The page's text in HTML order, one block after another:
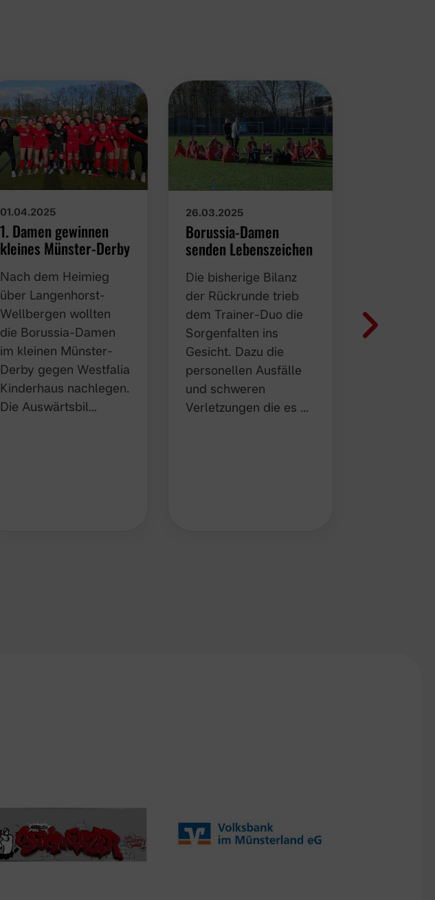
01.04.2025
1. Damen gewinnen
kleines Münster-Derby
Nach dem Heimieg
über Langenhorst-
Wellbergen wollten
die Borussia-Damen
im kleinen Münster-
Derby gegen Westfalia
Kinderhaus nachlegen.
Die Auswärtsbil…
26.03.2025
Borussia-Damen
senden Lebenszeichen
Die bisherige Bilanz
der Rückrunde trieb
dem Trainer-Duo die
Sorgenfalten ins
Gesicht. Dazu die
personellen Ausfälle
und schweren
Verletzungen die es …
Dezember